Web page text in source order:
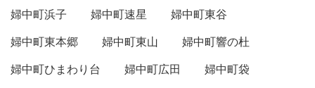
婦中町浜子
婦中町速星
婦中町東谷
婦中町東本郷
婦中町東山
婦中町響の杜
婦中町ひまわり台
婦中町広田
婦中町袋